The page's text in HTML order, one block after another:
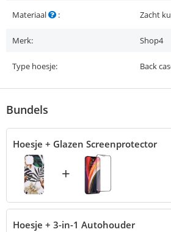
Materiaal : Zacht
Merk: Shop4
Type hoesje: Back
Bundels
Hoesje + Glazen Screenprotector
+
Hoesje + 3-in-1 Autohouder